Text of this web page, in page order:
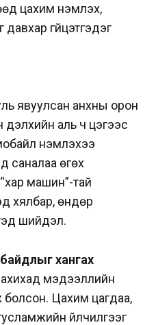
цахим үнэмлэх,
давхар гүйцэтгэдэг
явуулсан анхны орон
дэлхийн аль ч цэгээс
үнэмлэхээ
саналаа өгөх
машин”-тай
хялбар, өндөр
шийдэл.
хангах
мэдээллийн
болсон. Цахим цагдаа,
үйлчилгээг